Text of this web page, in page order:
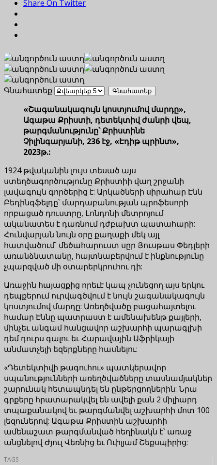
Share On Twitter
Գնահատեք
«Շագանակագույն կոստյումով մարդը»,
Ագաթա Քրիստի, դետեկտիվ ժանրի վեպ,
թարգմանությունը՝ Քրիստինե
Չիլինգարյանի, 236 էջ, «Էդիթ պրինտ»,
2023թ.:
1924 թվականին լույս տեսած այս
ստեղծագործությունը Քրիստիի վաղ շրջանի
լավագույն գործերից է: Արկածների սիրահար Էնն
Բեդինգֆելդը՝ մարդաբանության պրոֆեսորի
որբացած դուստրը, Լոնդոնի մետրոյում
ականատես է դառնում դժբախտ պատահարի:
Հունվարյան նույն օրը քաղաքի մեկ այլ
հատվածում՝ մեծահարուստ սըր Յուսթաս Փեդլերի
առանձնատանը, հայտնաբերվում է ինքնությունը
չպարզված մի օտարերկրուհու դի:
Առաջին հայացքից որեւէ կապ չունեցող այս երկու
դեպքերում ուրվագծվում է նույն շագանակագույն
կոստյումով մարդը: Առեղծվածը բացահայտելու
համար Էննը պատրաստ է ամենախենթ քայլերի,
մինչեւ անգամ հանցավոր աշխարհի պարագլխի
դեմ դուրս գալու եւ Հարավային Աֆրիկայի
անմատչելի եզերքները հասնելու:
«Դետեկտիվի թագուհու» պատկերավոր
սպանությունների առեղծվածները տասնամյակներ
շարունակ հետապնդել են ընթերցողներին: Նրա
գրքերը հրատարակվել են ավելի քան 2 միլիարդ
տպաքանակով եւ թարգմանվել աշխարհի մոտ 100
լեզուներով: Ագաթա Քրիստին աշխարհի
ամենաշատ թարգմանված հեղինակն է՝ առաջ
անցնելով Ժյուլ Վեռնից եւ Ուիլյամ Շեքսպիրից:
TAGS